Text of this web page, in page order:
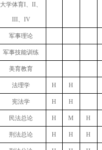
大学体育I、II、
III、IV
军事理论
军事技能训练
美育教育
法理学 H H
宪法学 H H
民法总论 H M H
刑法总论 H H H